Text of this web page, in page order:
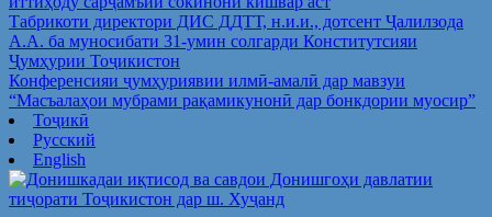
Табрикоти директори ДИС ДДТТ, н.и.и., дотсент Ҷалилзода
А.А. ба муносибати 31-умин солгарди Конститутсияи
Ҷумҳурии Тоҷикистон
Конференсияи ҷумҳуриявии илмӣ-амалӣ дар мавзуи
“Масъалаҳои мубрами рақамикунонӣ дар бонкдории муосир”
Тоҷикӣ
Русский
English